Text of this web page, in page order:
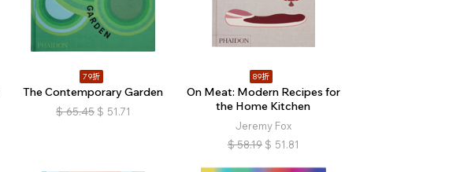
79折
The Contemporary Garden
$ 65.45 $ 51.71
89折
On Meat: Modern Recipes for
the Home Kitchen
Jeremy Fox
$ 58.19 $ 51.81